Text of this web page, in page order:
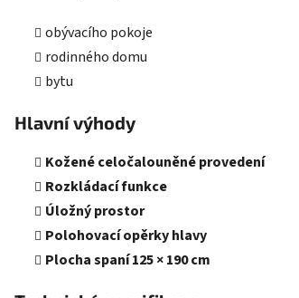
obývacího pokoje
rodinného domu
bytu
Hlavní výhody
Kožené celočalouněné provedení
Rozkládací funkce
Úložný prostor
Polohovací opěrky hlavy
Plocha spaní 125 × 190 cm